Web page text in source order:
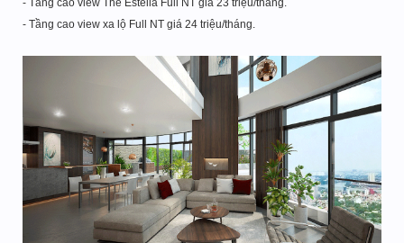
- Tầng cao view xa lộ Full NT giá 24 triệu/tháng.